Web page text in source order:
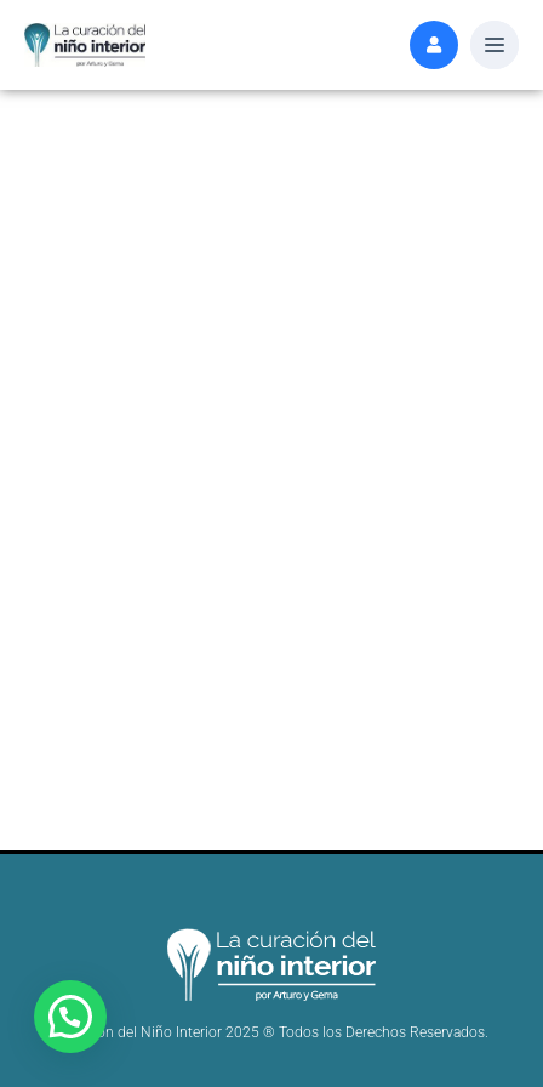
Curación del Niño Interior 2025 ® Todos los Derechos Reservados.